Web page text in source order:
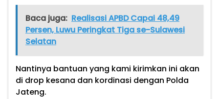
Baca juga: Realisasi APBD Capai 48,49
Persen, Luwu Peringkat Tiga se-Sulawesi
Selatan
Nantinya bantuan yang kami kirimkan ini akan
di drop kesana dan kordinasi dengan Polda
Jateng.